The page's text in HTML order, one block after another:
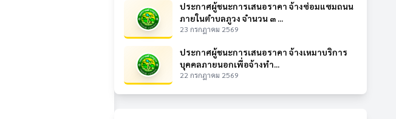
ประกาศผู้ชนะการเสนอราคา จ้างซ่อมแซมถนน
ภายในตำบลภูวง จำนวน ๓ ...
23 กรกฎาคม 2569
ประกาศผู้ชนะการเสนอราคา จ้างเหมาบริการ
บุคคลภายนอกเพื่อจ้างทำ...
22 กรกฎาคม 2569